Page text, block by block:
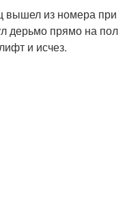
вышел из номера при
дерьмо прямо на пол
и исчез.